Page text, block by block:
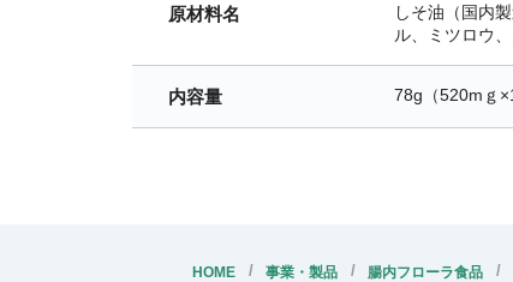
原材料名
しそ油（国内
ル、ミツロウ
内容量 78g（520mｇ
HOME 事業・製品 腸内フローラ食品